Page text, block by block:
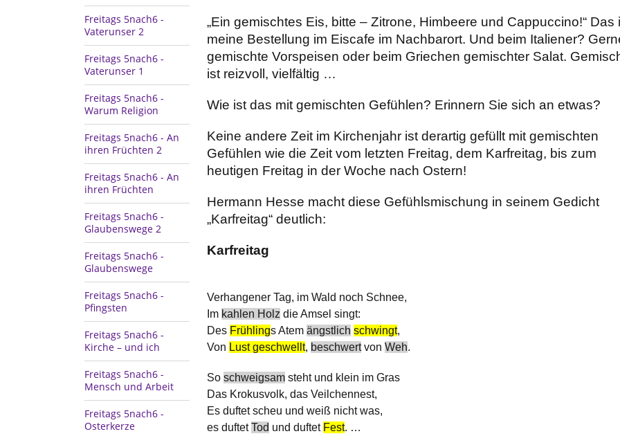
Freitags 5nach6 -
Vaterunser 2
Freitags 5nach6 -
Vaterunser 1
Freitags 5nach6 -
Warum Religion
Freitags 5nach6 - An
ihren Früchten 2
Freitags 5nach6 - An
ihren Früchten
Freitags 5nach6 -
Glaubenswege 2
Freitags 5nach6 -
Glaubenswege
Freitags 5nach6 -
Pfingsten
Freitags 5nach6 -
Kirche – und ich
Freitags 5nach6 -
Mensch und Arbeit
Freitags 5nach6 -
Osterkerze
„Ein gemischtes Eis, bitte – Zitrone, Himbeere und Cappuccino!“ Das
meine Bestellung im Eiscafe im Nachbarort. Und beim Italiener?
gemischte Vorspeisen oder beim Griechen gemischter Salat.
ist reizvoll, vielfältig …
Wie ist das mit gemischten Gefühlen? Erinnern Sie sich an etwas?
Keine andere Zeit im Kirchenjahr ist derartig gefüllt mit gemischten
Gefühlen wie die Zeit vom letzten Freitag, dem Karfreitag, bis zum
heutigen Freitag in der Woche nach Ostern!
Hermann Hesse macht diese Gefühlsmischung in seinem Gedicht
„Karfreitag“ deutlich:
Karfreitag
Verhangener Tag, im Wald noch Schnee,
Im kahlen Holz die Amsel singt:
Des Frühlings Atem ängstlich schwingt,
Von Lust geschwellt, beschwertvon Weh.
So schweigsamsteht und klein im Gras
Das Krokusvolk, das Veilchennest,
Es duftet scheu und weiß nicht was,
es duftetTod und duftet Fest. …